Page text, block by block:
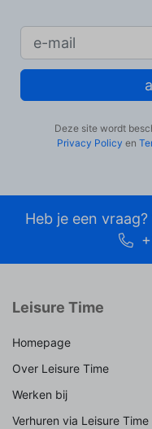
Deze site wordt
Privacy Policy en
Heb je een
Leisure Time
Homepage
Over Leisure Time
Werken bij
Verhuren via Leisure Time